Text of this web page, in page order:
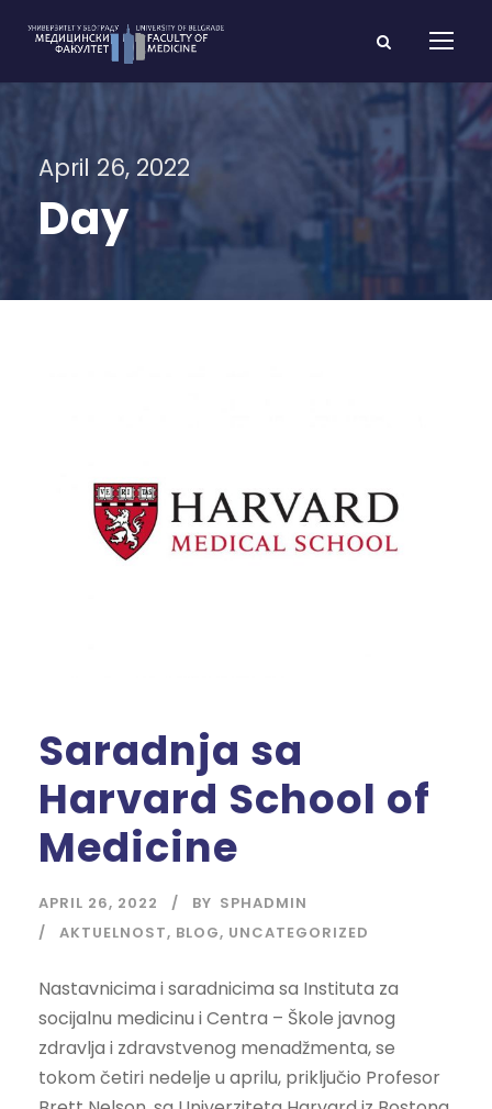
April 26, 2022
Day
Saradnja sa
Harvard School of
Medicine
APRIL 26, 2022 BY SPHADMIN
AKTUELNOST, BLOG, UNCATEGORIZED
Nastavnicima i saradnicima sa Instituta za
socijalnu medicinu i Centra – Škole javnog
zdravlja i zdravstvenog menadžmenta, se
tokom četiri nedelje u aprilu, priključio Profesor